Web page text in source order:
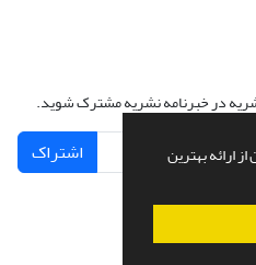
ارائه بهترین
در خبرنامه نشریه مشترک شوید.
اشتراک
سازی ازسیناوب